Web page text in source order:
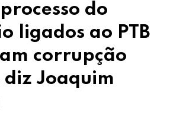
do
ligados ao PTB
corrupção
diz Joaquim